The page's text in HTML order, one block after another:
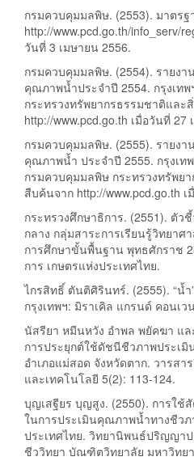
กรมควบคุมมลพิษ. (2553). มาตร
http://www.pcd.go.th/info_serv/
วันที่ 3 เมษายน 2556.
กรมควบคุมมลพิษ. (2554). รายง
คุณภาพน้ำประจำปี 2554. กรุงเท
กระทรวงทรัพยากรธรรมชาติและ
http://www.pcd.go.th เมื่อวันที่ 27
กรมควบคุมมลพิษ. (2555). รายง
คุณภาพน้ำ ประจำปี 2555. กรุงเ
กรมควบคุมมลพิษ กระทรวงทรัพย
สืบค้นจาก http://www.pcd.go.th
กระทรวงศึกษาธิการ. (2551). ตัว
กลาง กลุ่มสาระการเรียนรู้วิทยา
การศึกษาขั้นพื้นฐาน พุทธศักราช
การ เกษตรแห่งประเทศไทย.
ไกรสิทธิ์ ตันติศิรินทร์. (2555). “น้
กรุงเทพฯ: มิราเคิล แกรนด์ คอนเว
นัสรียา หมีนหวัง อำพล พยัคฆา แ
การประยุกต์ใช้ดัชนีชีวภาพประเ
อำเภอแม่สอด จังหวัดตาก. วารส
และเทคโนโลยี 5(2): 113-124.
บุญเสฐียร บุญสูง. (2550). การใช้
ในการประเมินคุณภาพน้ำทางชีวภ
ประเทศไทย. วิทยานิพนธ์ปริญญ
ชีววิทยา บัณฑิตวิทยาลัย มหาวิทย